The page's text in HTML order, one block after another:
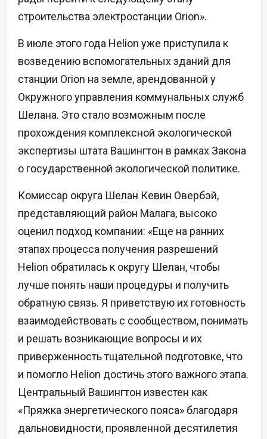
строительства электростанции Orion».
В июле этого года Helion уже приступила к
возведению вспомогательных зданий для
станции Orion на земле, арендованной у
Окружного управления коммунальных служб
Шелана. Это стало возможным после
прохождения комплексной экологической
экспертизы штата Вашингтон в рамках Закона
о государственной экологической политике.
Комиссар округа Шелан Кевин Овербэй,
представляющий район Малага, высоко
оценил подход компании: «Еще на ранних
этапах процесса получения разрешений
Helion обратилась к округу Шелан, чтобы
лучше понять наши процедуры и получить
обратную связь. Я приветствую их готовность
взаимодействовать с сообществом, понимать
и решать возникающие вопросы и их
приверженность тщательной подготовке, что
и помогло Helion достичь этого важного этапа.
Центральный Вашингтон известен как
«Пряжка энергетического пояса» благодаря
дальновидности, проявленной десятилетия